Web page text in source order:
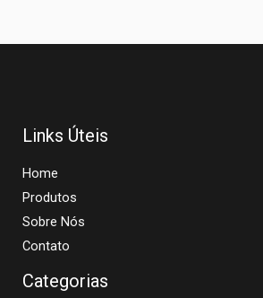
Links Úteis
Home
Produtos
Sobre Nós
Contato
Categorias